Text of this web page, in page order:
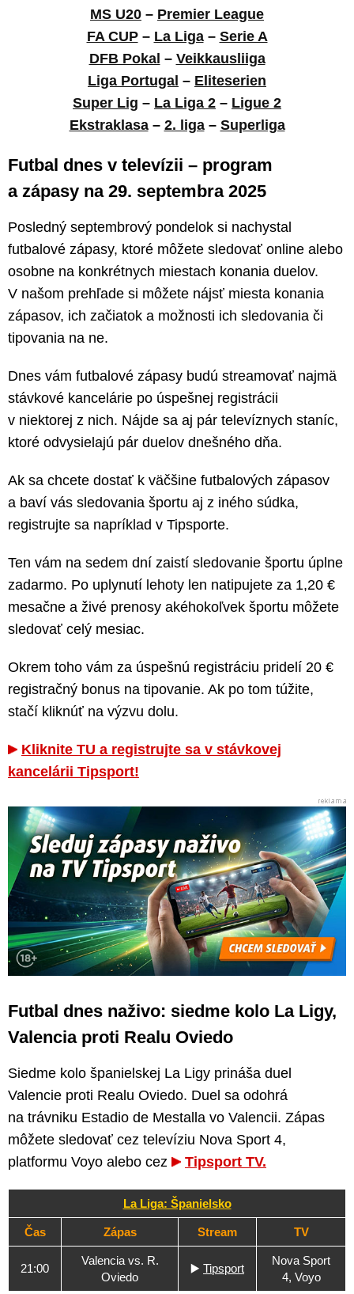
MS U20 – Premier League
FA CUP– La Liga– Serie A
DFB Pokal – Veikkausliiga
Liga Portugal – Eliteserien
Super Lig – La Liga 2 – Ligue 2
Ekstraklasa – 2. liga – Superliga
Futbal dnes v televízii – program
a zápasy na 29. septembra 2025
Posledný septembrový pondelok si nachystal
futbalové zápasy, ktoré môžete sledovať online alebo
osobne na konkrétnych miestach konania duelov.
V našom prehľade si môžete nájsť miesta konania
zápasov, ich začiatok a možnosti ich sledovania či
tipovania na ne.
Dnes vám futbalové zápasy budú streamovať najmä
stávkové kancelárie po úspešnej registrácii
v niektorej z nich. Nájde sa aj pár televíznych staníc,
ktoré odvysielajú pár duelov dnešného dňa.
Ak sa chcete dostať k väčšine futbalových zápasov
a baví vás sledovania športu aj z iného súdka,
registrujte sa napríklad v Tipsporte.
Ten vám na sedem dní zaistí sledovanie športu úplne
zadarmo. Po uplynutí lehoty len natipujete za 1,20 €
mesačne a živé prenosy akéhokoľvek športu môžete
sledovať celý mesiac.
Okrem toho vám za úspešnú registráciu pridelí 20 €
registračný bonus na tipovanie. Ak po tom túžite,
stačí kliknúť na výzvu dolu.
Kliknite TU a registrujte sa v stávkovej
kancelárii Tipsport!
Futbal dnes naživo: siedme kolo La Ligy,
Valencia proti Realu Oviedo
Siedme kolo španielskej La Ligy prináša duel
Valencie proti Realu Oviedo. Duel sa odohrá
na trávniku Estadio de Mestalla vo Valencii. Zápas
môžete sledovať cez televíziu Nova Sport 4,
platformu Voyo alebo cez
Tipsport TV.
La Liga: Španielsko
Čas Zápas Stream TV
21:00
Valencia vs. R.
Oviedo
▶️ Tipsport
Nova Sport
4, Voyo